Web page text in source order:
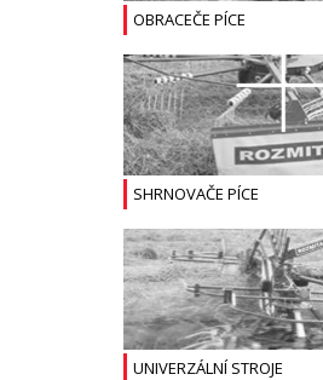
OBRACEČE PÍCE
SHRNOVAČE PÍCE
UNIVERZÁLNÍ STROJE